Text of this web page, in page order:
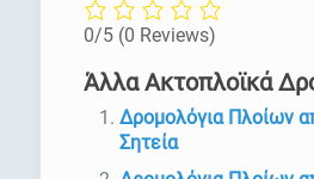
0/5 (0 Reviews)
Άλλα Ακτοπλοϊκά
Δρομολόγια Πλοίων
Σητεία